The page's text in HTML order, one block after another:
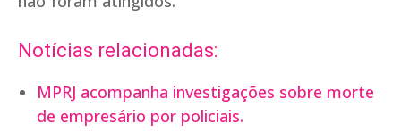
Notícias relacionadas:
MPRJ acompanha investigações sobre morte
de empresário por policiais.